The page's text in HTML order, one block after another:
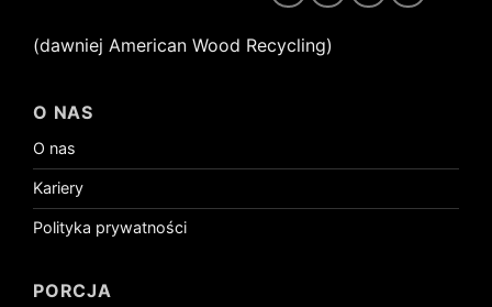
(dawniej American Wood Recycling)
O NAS
O nas
Kariery
Polityka prywatności
PORCJA